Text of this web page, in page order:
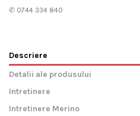
✆ 0744 334 840
Descriere
Detalii ale produsului
Intretinere
Intretinere Merino